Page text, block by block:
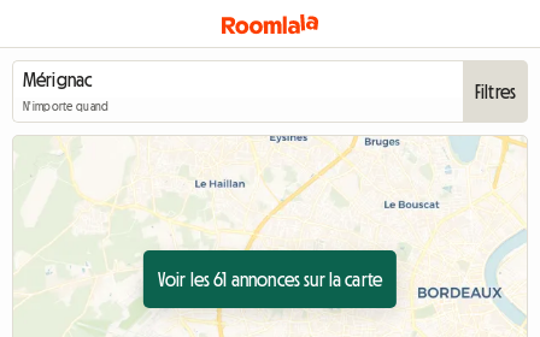
N'importe quand
Filtres
Voir les 61 annonces sur la carte